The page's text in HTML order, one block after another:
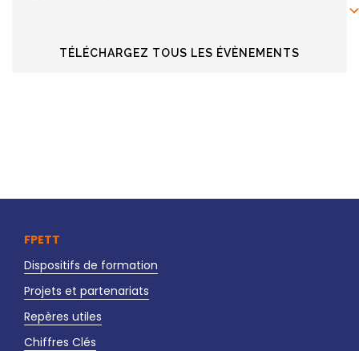
TÉLÉCHARGEZ TOUS LES ÉVÈNEMENTS
FPETT
Dispositifs de formation
Projets et partenariats
Repères utiles
Chiffres Clés